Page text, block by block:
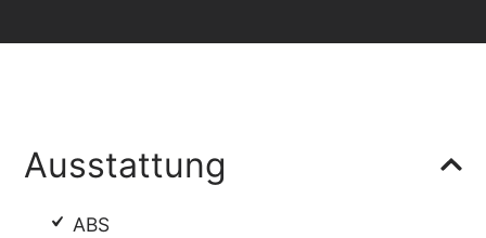
Ausstattung
ABS